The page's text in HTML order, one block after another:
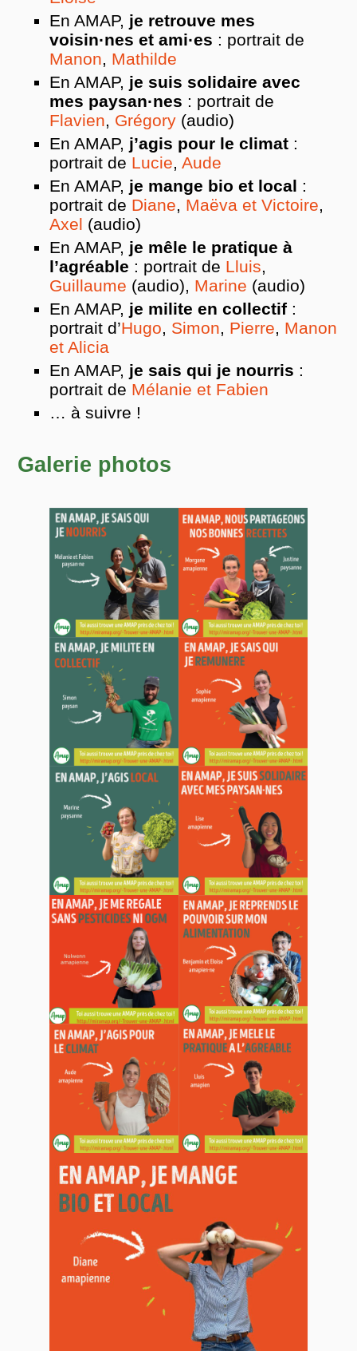
En AMAP, je retrouve mes
voisin·nes et ami·es : portrait de
Manon, Mathilde
En AMAP, je suis solidaire avec
mes paysan·nes : portrait de
Flavien, Grégory (audio)
En AMAP, j’agis pour le climat :
portrait de Lucie,Aude
En AMAP, je mange bio et local :
portrait de Diane, Maëva et Victoire,
Axel (audio)
En AMAP, je mêle le pratique à
l’agréable : portrait de Lluis,
Guillaume (audio), Marine (audio)
En AMAP, je milite en collectif :
portrait d’Hugo, Simon, Pierre, Manon
et Alicia
En AMAP, je sais qui je nourris :
portrait de Mélanie et Fabien
… à suivre !
Galerie photos